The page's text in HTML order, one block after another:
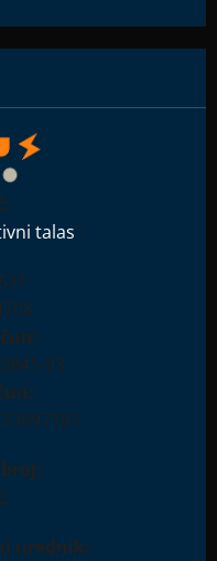
talas"
93
urednik: